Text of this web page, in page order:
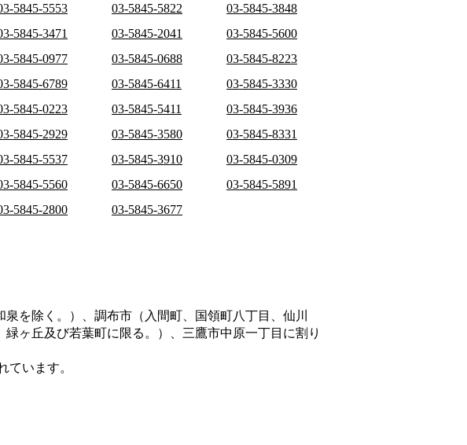
5845-5553 03-5845-5822
03-5845-3848
5845-3471 03-5845-2041
03-5845-5600
5845-0977 03-5845-0688
03-5845-8223
5845-6789 03-5845-6411
03-5845-3330
5845-0223 03-5845-5411
03-5845-3936
5845-2929 03-5845-3580
03-5845-8331
5845-5537 03-5845-3910
03-5845-0309
5845-5560 03-5845-6650
03-5845-5891
5845-2800 03-5845-3677
を除く。）、調布市（入間町、国領町八丁目、仙川
ヶ丘及び若葉町に限る。）、三鷹市中原一丁目 に割り
ています。